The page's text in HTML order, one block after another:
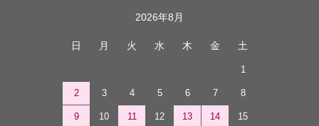
2026年8月
日 月 火 水 木 金 土
1
2 3 4 5 6 7 8
9 10 11 12 13 14 15